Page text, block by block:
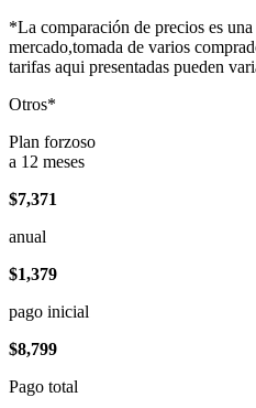
*La comparación de precios es
mercado,tomada de varios
tarifas aqui presentadas pueden
Otros*
Plan forzoso
a 12 meses
$7,371
anual
$1,379
pago inicial
$8,799
Pago total